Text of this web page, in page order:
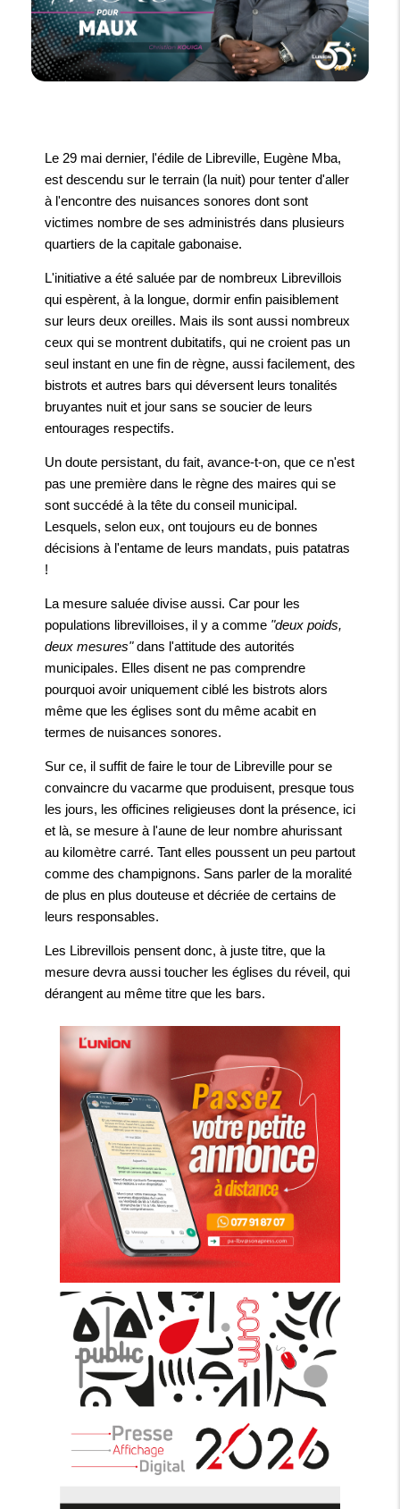
Le 29 mai dernier, l'édile de Libreville, Eugène Mba,
est descendu sur le terrain (la nuit) pour tenter d'aller
à l'encontre des nuisances sonores dont sont
victimes nombre de ses administrés dans plusieurs
quartiers de la capitale gabonaise.
L'initiative a été saluée par de nombreux Librevillois
qui espèrent, à la longue, dormir enfin paisiblement
sur leurs deux oreilles. Mais ils sont aussi nombreux
ceux qui se montrent dubitatifs, qui ne croient pas un
seul instant en une fin de règne, aussi facilement, des
bistrots et autres bars qui déversent leurs tonalités
bruyantes nuit et jour sans se soucier de leurs
entourages respectifs.
Un doute persistant, du fait, avance-t-on, que ce n'est
pas une première dans le règne des maires qui se
sont succédé à la tête du conseil municipal.
Lesquels, selon eux, ont toujours eu de bonnes
décisions à l'entame de leurs mandats, puis patatras
!
La mesure saluée divise aussi. Car pour les
populations librevilloises, il y a comme "deux poids,
deux mesures"dans l'attitude des autorités
municipales. Elles disent ne pas comprendre
pourquoi avoir uniquement ciblé les bistrots alors
même que les églises sont du même acabit en
termes de nuisances sonores.
Sur ce, il suffit de faire le tour de Libreville pour se
convaincre du vacarme que produisent, presque tous
les jours, les officines religieuses dont la présence, ici
et là, se mesure à l'aune de leur nombre ahurissant
au kilomètre carré. Tant elles poussent un peu partout
comme des champignons. Sans parler de la moralité
de plus en plus douteuse et décriée de certains de
leurs responsables.
Les Librevillois pensent donc, à juste titre, que la
mesure devra aussi toucher les églises du réveil, qui
dérangent au même titre que les bars.